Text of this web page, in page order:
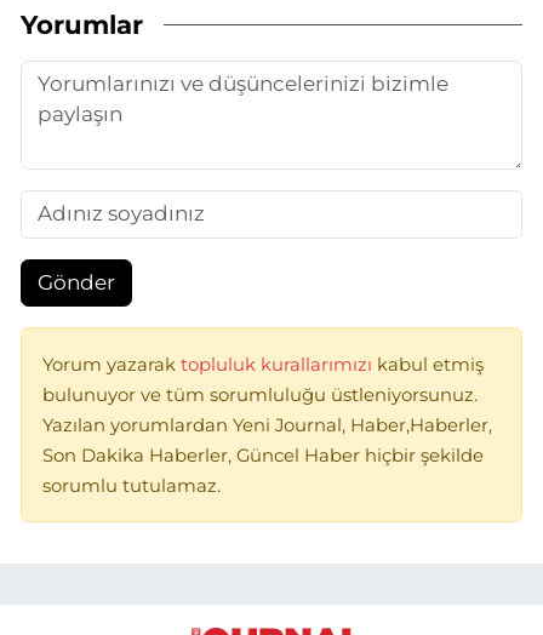
Yorumlar
Gönder
Yorum yazarak topluluk kurallarımızı kabul etmiş
bulunuyor ve tüm sorumluluğu üstleniyorsunuz.
Yazılan yorumlardan Yeni Journal, Haber,Haberler,
Son Dakika Haberler, Güncel Haber hiçbir şekilde
sorumlu tutulamaz.